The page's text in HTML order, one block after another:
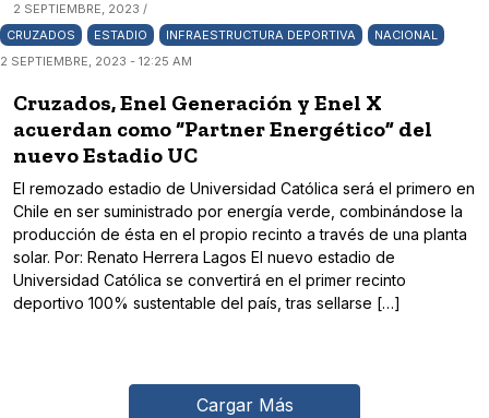
2 SEPTIEMBRE, 2023 /
CRUZADOS
ESTADIO INFRAESTRUCTURA DEPORTIVA
NACIONAL
2 SEPTIEMBRE, 2023 - 12:25 AM
Cruzados, Enel Generación y Enel X
acuerdan como “Partner Energético” del
nuevo Estadio UC
El remozado estadio de Universidad Católica será el primero en
Chile en ser suministrado por energía verde, combinándose la
producción de ésta en el propio recinto a través de una planta
solar. Por: Renato Herrera Lagos El nuevo estadio de
Universidad Católica se convertirá en el primer recinto
deportivo 100% sustentable del país, tras sellarse […]
Cargar Más